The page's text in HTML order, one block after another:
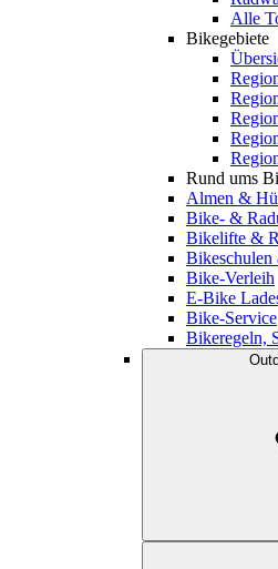
Alle
Bikegebiete
Rund ums
Almen &
Bike- &
Bikelifte &
Bikeschulen
Bike-Verleih
E-Bike
Bike-Service
Bikeregeln,